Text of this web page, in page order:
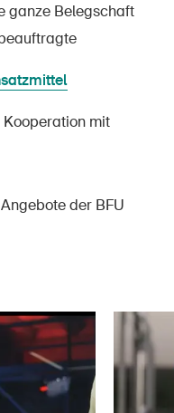
ganze Belegschaft
Kooperation mit
der BFU